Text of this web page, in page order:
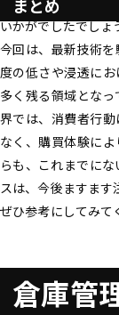
まとめ
いかがでしたでしょ
今回は、最新技術
度の低さや浸透に
多く残る領域とな
界では、消費者行
なく、購買体験に
らも、これまでに
スは、今後ますます
ぜひ参考にしてみて
倉庫管